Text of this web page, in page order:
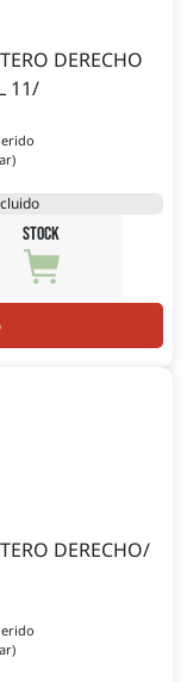
DERECHO
11/
STOCK
DERECHO/